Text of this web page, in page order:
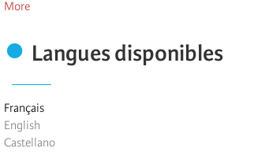
More
Langues disponibles
Français
English
Castellano